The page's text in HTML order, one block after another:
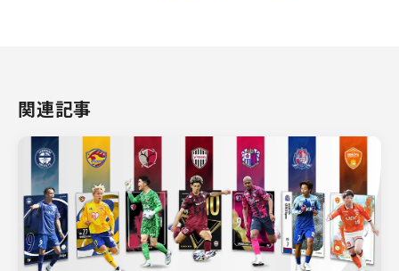
関連記事